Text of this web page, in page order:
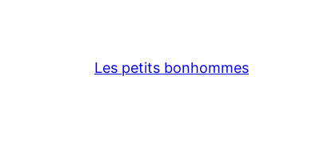
Les petits bonhommes